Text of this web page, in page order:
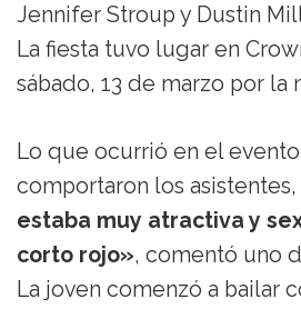
Jennifer Stroup y Dustin
La fiesta tuvo lugar en
sábado, 13 de marzo por la
Lo que ocurrió en el
comportaron los asistentes,
estaba muy atractiva y
corto rojo», comentó uno
La joven comenzó a bailar